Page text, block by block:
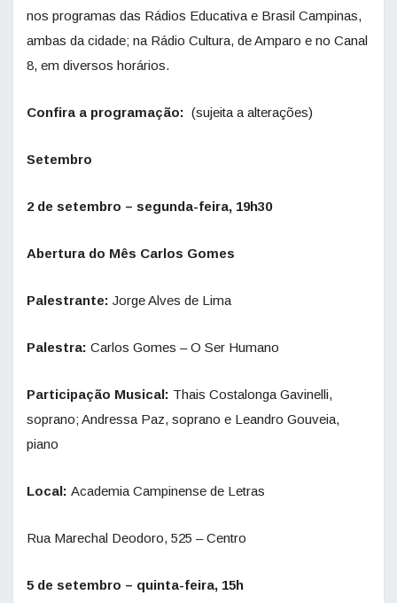
nos programas das Rádios Educativa e Brasil Campinas,
ambas da cidade; na Rádio Cultura, de Amparo e no Canal
8, em diversos horários.
Confira a programação: (sujeita a alterações)
Setembro
2 de setembro – segunda-feira, 19h30
Abertura do Mês Carlos Gomes
Palestrante: Jorge Alves de Lima
Palestra: Carlos Gomes – O Ser Humano
Participação Musical: Thais Costalonga Gavinelli,
soprano; Andressa Paz, soprano e Leandro Gouveia,
piano
Local: Academia Campinense de Letras
Rua Marechal Deodoro, 525 – Centro
5 de setembro – quinta-feira, 15h